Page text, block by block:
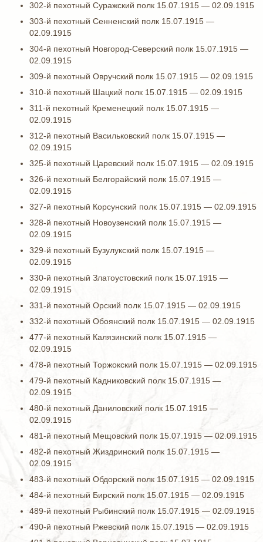
302-й пехотный Суражский полк 15.07.1915 — 02.09.1915
303-й пехотный Сенненский полк 15.07.1915 —
02.09.1915
304-й пехотный Новгород-Северский полк 15.07.1915 —
02.09.1915
309-й пехотный Овручский полк 15.07.1915 — 02.09.1915
310-й пехотный Шацкий полк 15.07.1915 — 02.09.1915
311-й пехотный Кременецкий полк 15.07.1915 —
02.09.1915
312-й пехотный Васильковский полк 15.07.1915 —
02.09.1915
325-й пехотный Царевский полк 15.07.1915 — 02.09.1915
326-й пехотный Белгорайский полк 15.07.1915 —
02.09.1915
327-й пехотный Корсунский полк 15.07.1915 — 02.09.1915
328-й пехотный Новоузенский полк 15.07.1915 —
02.09.1915
329-й пехотный Бузулукский полк 15.07.1915 —
02.09.1915
330-й пехотный Златоустовский полк 15.07.1915 —
02.09.1915
331-й пехотный Орский полк 15.07.1915 — 02.09.1915
332-й пехотный Обоянский полк 15.07.1915 — 02.09.1915
477-й пехотный Калязинский полк 15.07.1915 —
02.09.1915
478-й пехотный Торжокский полк 15.07.1915 — 02.09.1915
479-й пехотный Кадниковский полк 15.07.1915 —
02.09.1915
480-й пехотный Даниловский полк 15.07.1915 —
02.09.1915
481-й пехотный Мещовский полк 15.07.1915 — 02.09.1915
482-й пехотный Жиздринский полк 15.07.1915 —
02.09.1915
483-й пехотный Обдорский полк 15.07.1915 — 02.09.1915
484-й пехотный Бирский полк 15.07.1915 — 02.09.1915
489-й пехотный Рыбинский полк 15.07.1915 — 02.09.1915
490-й пехотный Ржевский полк 15.07.1915 — 02.09.1915